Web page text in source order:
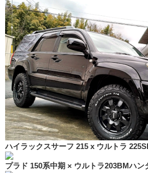
プラド 150系中期 × ウルトラ203BMハ